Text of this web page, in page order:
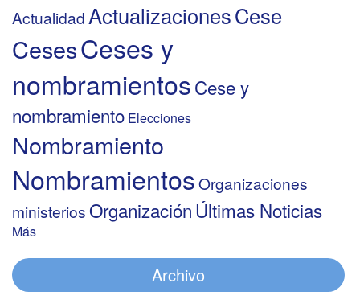
Actualidad ActualizacionesCese
CesesCeses y
nombramientosCese y
nombramiento Elecciones
Nombramiento
NombramientosOrganizaciones
ministeriosOrganizaciónÚltimas Noticias
Más
Archivo